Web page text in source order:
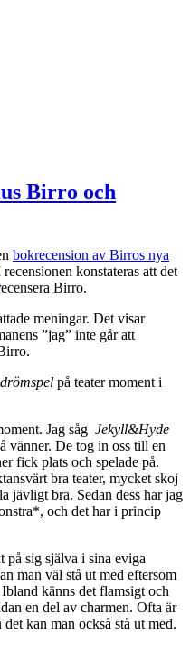
Birro och
bokrecension av Birros nya
recensionen konstateras att det
Birro.
meningar. Det visar
”jag” inte går att
på teater moment i
Jag såg Jekyll&Hyde
vänner. De tog in oss till en
fick plats och spelade på.
bra teater, mycket skoj
jävligt bra. Sedan dess har jag
och det har i princip
på sig själva i sina eviga
man väl stå ut med eftersom
känns det flamsigt och
en del av charmen. Ofta är
kan man också stå ut med.